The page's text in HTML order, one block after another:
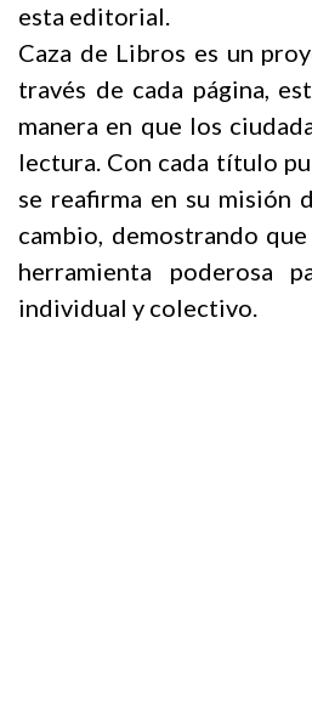
esta editorial.
Caza de Libros es un
través de cada página,
manera en que los
lectura. Con cada título
se reafirma en su misión
cambio, demostrando
herramienta poderosa
individual y colectivo.